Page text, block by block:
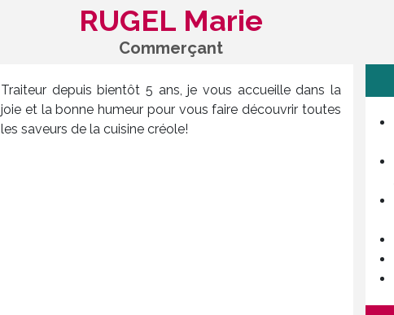
RUGEL Marie
Commerçant
Traiteur depuis bientôt 5 ans, je vous accueille dans la
joie et la bonne humeur pour vous faire découvrir toutes
les saveurs de la cuisine créole!